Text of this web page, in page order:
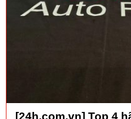
[24h.com.vn] Top 4